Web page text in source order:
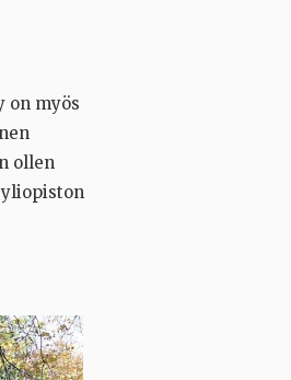
on myös
ollen